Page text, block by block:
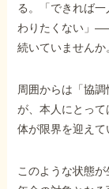
外
ホーム
障害年金の
る。「できれば
わりたくない」
続いていませんか
周囲からは「協
が、本人にとっ
体が限界を迎えて
このような状態